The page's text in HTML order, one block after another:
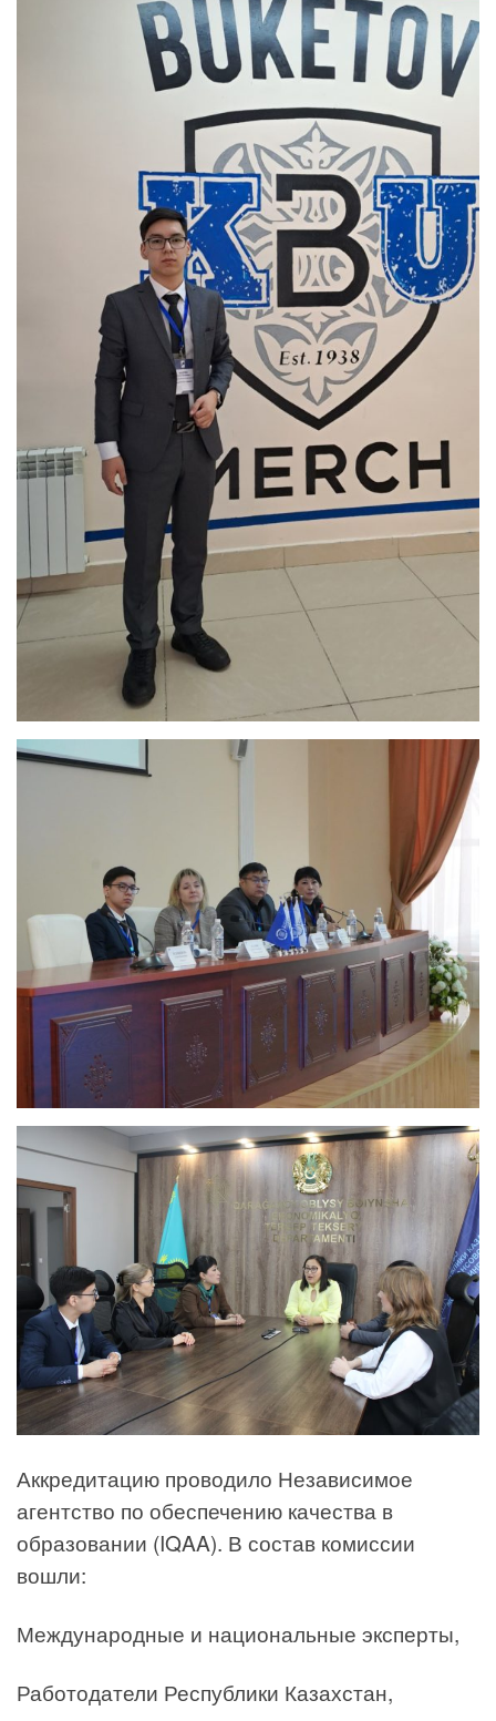
Аккредитацию проводило Независимое
агентство по обеспечению качества в
образовании (IQAA). В состав комиссии
вошли:
Международные и национальные эксперты,
Работодатели Республики Казахстан,